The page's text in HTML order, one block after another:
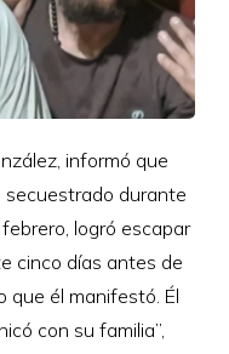
informó que
secuestrado durante
logró escapar
cinco días antes de
que él manifestó. Él
con su familia”,